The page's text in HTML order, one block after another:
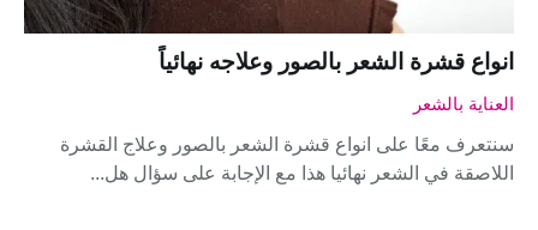
انواع قشرة الشعر بالصور وعلاجه نهائياً
العناية بالشعر
سنتعرف معًا على انواع قشرة الشعر بالصور وعلاج القشرة
اللاصقة في الشعر نهائيا هذا مع الإجابة على سؤال هل...